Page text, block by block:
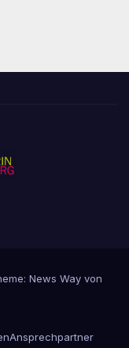
News Way von
Ansprechpartner